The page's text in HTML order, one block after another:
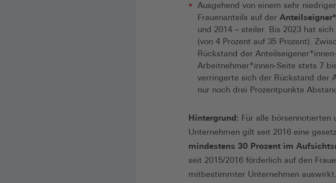
Ausgehend von einem sehr
Frauenanteils auf der
und 2014 – steiler. Bis 2023 hat
(von 4 Prozent auf 35 Prozent).
Rückstand der
Arbeitnehmer*innen-Seite stets 7
verringerte sich der Rückstand der
nur noch drei Prozentpunkte
Hintergrund: Für alle
Unternehmen gilt seit 2016 eine
mindestens 30 Prozent im
seit 2015/2016 förderlich auf den
mitbestimmter Unternehmen